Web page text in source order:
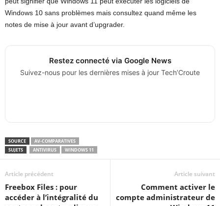
Windows 10 sans problèmes mais consultez quand même les
notes de mise à jour avant d’upgrader.
Restez connecté via Google News
Suivez-nous pour les dernières mises à jour Tech’Croute
SOURCE
AV-COMPARATIVES
SUJETS
ANTIVIRUS WINDOWS 11
Article précédent
Freebox Files : pour
accéder à l’intégralité du
Article suivant
Comment activer le
compte administrateur de